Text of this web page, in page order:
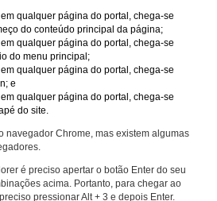
qualquer página do portal, chega-se
do conteúdo principal da página;
qualquer página do portal, chega-se
do menu principal;
qualquer página do portal, chega-se
e
qualquer página do portal, chega-se
do site.
navegador Chrome, mas existem algumas
é preciso apertar o botão Enter do seu
acima. Portanto, para chegar ao
pressionar Alt + 3 e depois Enter.